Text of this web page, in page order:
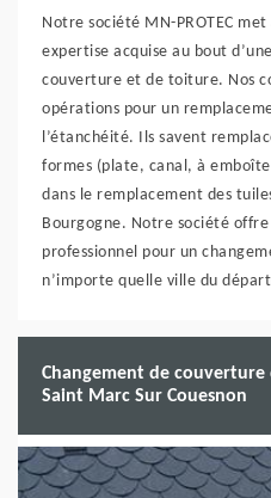
Notre société MN-PROTEC
expertise acquise au bout
couverture et de toiture. Nos
opérations pour un
l’étanchéité. Ils savent
formes (plate, canal, à
dans le remplacement des
Bourgogne. Notre société
professionnel pour un
n’importe quelle ville du
Changement de couverture
Saint Marc Sur Couesnon